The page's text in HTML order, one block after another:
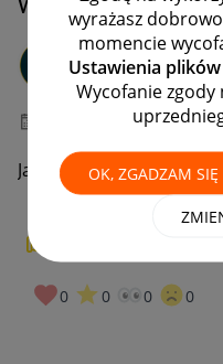
wyrażasz
momencie
Ustawienia
Wycofanie zgody
OK, ZGADZAM SIĘ
agnsam
#7 Wielbiciel
14:36
Jak mogę przedłużyć
0 0 0 0